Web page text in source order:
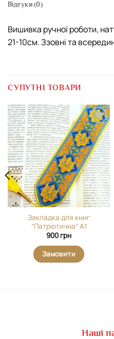
Відгуки (0)
Вишивка ручної роботи,
21-10см. Ззовні та
СУПУТНІ ТОВАРИ
Додати
виріб у
вибране
Закладка для книг
“Патріотична” А1
900 грн
Замовити
Наші